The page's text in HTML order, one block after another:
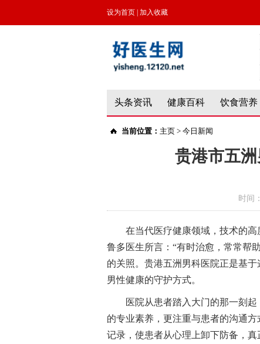
设为首页 加入收藏
头条资讯 健康百科 饮食营养
当前位置： 主页 > 今日新闻
贵港市五
时间：
在当代医疗健康领域，技术的
鲁多医生所言：“有时治愈，常常帮
的关照。贵港五洲男科医院正是基
男性健康的守护方式。
医院从患者踏入大门的那一刻
的专业素养，更注重与患者的沟通
记录，使患者从心理上卸下防备，